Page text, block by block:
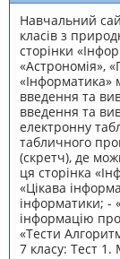
Навчальний
класів з
сторінки
«Астрономія»,
«Інформатика»
введення та
введення та
електронну
табличного
(скретч), де
ця сторінка
«Цікава
інформатики; -
інформацію
«Тести
7 класу: Тест